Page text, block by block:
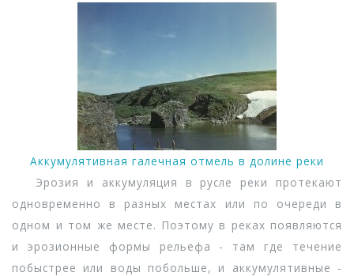
Аккумулятивная галечная отмель в долине реки
Эрозия и аккумуляция в русле реки протекают
одновременно в разных местах или по очереди в
одном и том же месте. Поэтому в реках появляются
и эрозионные формы рельефа - там где течение
побыстрее или воды побольше, и аккумулятивные -